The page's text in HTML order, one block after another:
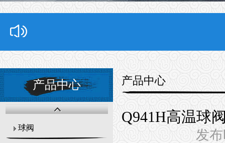
产品中心
球阀
产品中心
Q941H高温球
发